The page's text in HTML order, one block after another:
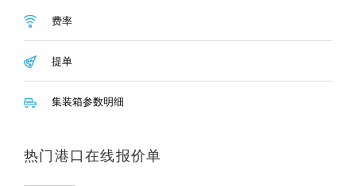
费率
提单
集装箱参数明细
热门港口在线报价单